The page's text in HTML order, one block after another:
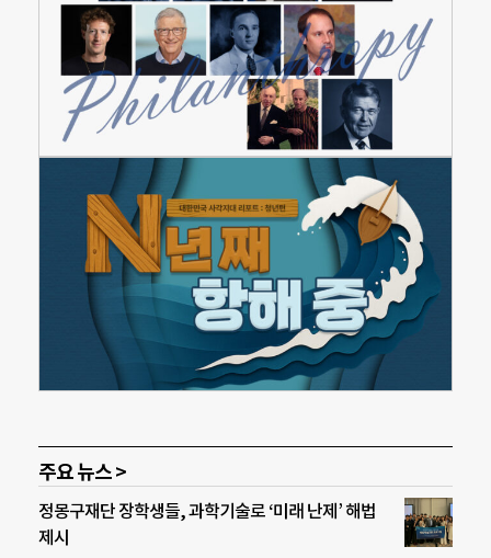
주요 뉴스 >
정몽구재단 장학생들, 과학기술로 ‘미래 난제’ 해법
제시